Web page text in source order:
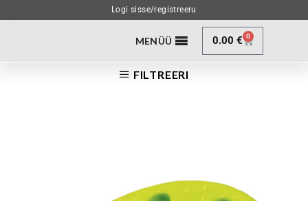
Logi sisse/registreeru
MENÜÜ 0.00€ 0
FILTREERI